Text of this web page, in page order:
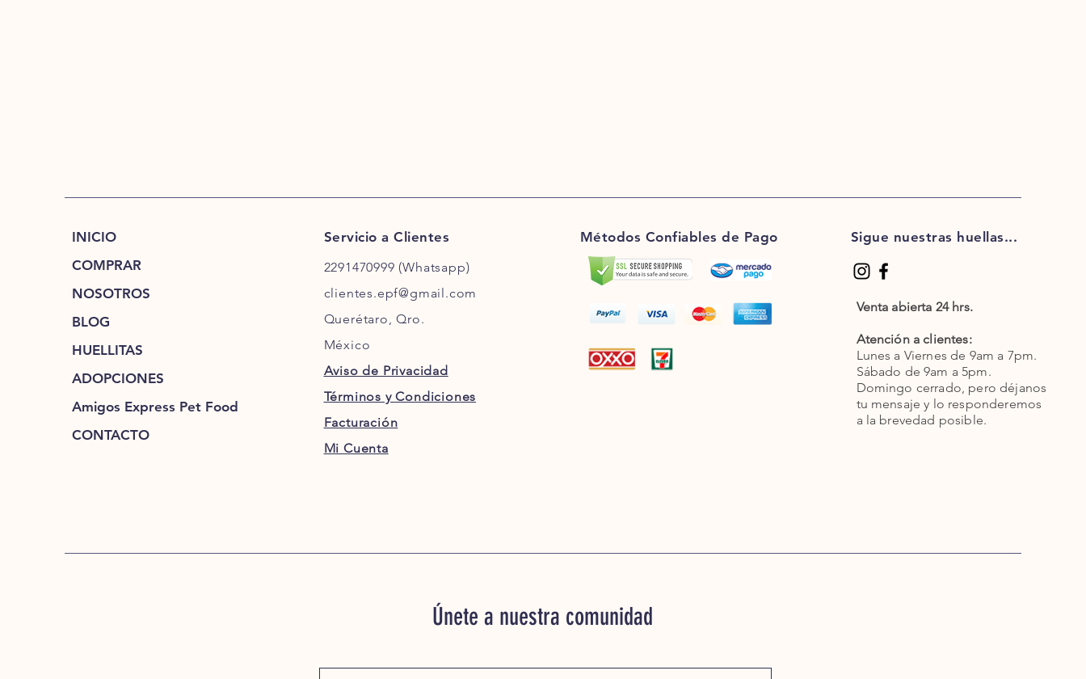
INICIO
COMPRAR
NOSOTROS
BLOG
HUELLITAS
ADOPCIONES
Amigos Express Pet Food
CONTACTO
Servicio a Clientes
2291470999 (Whatsapp)
clientes.epf@gmail.com
Querétaro, Qro.
México
Aviso de Privacidad
Términos y Condiciones
Facturación
Mi Cuenta
Métodos Confiables de Pago Sigue nuestras huellas...
Venta abierta 24 hrs.
Atención a clientes:
Lunes a Viernes de 9am a 7pm.
Sábado de 9am a 5pm.
Domingo cerrado, pero déjanos
tu mensaje y lo responderemos
a la brevedad posible.
Únete a nuestra comunidad